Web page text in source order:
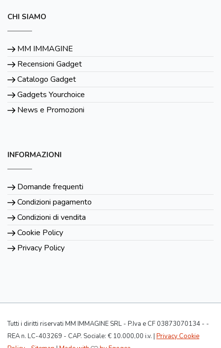
CHI SIAMO
MM IMMAGINE
Recensioni Gadget
Catalogo Gadget
Gadgets Yourchoice
News e Promozioni
INFORMAZIONI
Domande frequenti
Condizioni pagamento
Condizioni di vendita
Cookie Policy
Privacy Policy
Tutti i diritti riservati MM IMMAGINE SRL - P.Iva e CF 03873070134 - -
REA n. LC-403269 - CAP. Sociale: € 10.000,00 i.v. | Privacy Cookie